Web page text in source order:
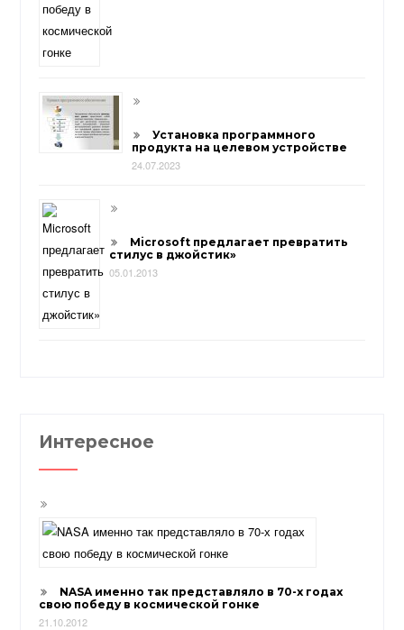
Установка программного
продукта на целевом устройстве
24.07.2023
Microsoft предлагает превратить
стилус в джойстик»
05.01.2013
Интересное
NASA именно так представляло в 70-х годах
свою победу в космической гонке
21.10.2012